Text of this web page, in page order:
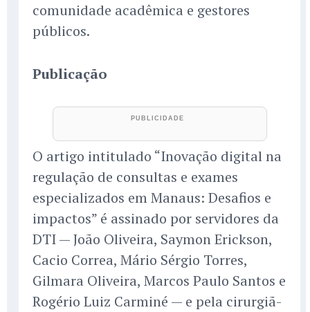
comunidade acadêmica e gestores
públicos.
Publicação
O artigo intitulado “Inovação digital na
regulação de consultas e exames
especializados em Manaus: Desafios e
impactos” é assinado por servidores da
DTI — João Oliveira, Saymon Erickson,
Cacio Correa, Mário Sérgio Torres,
Gilmara Oliveira, Marcos Paulo Santos e
Rogério Luiz Carminé — e pela cirurgiã-